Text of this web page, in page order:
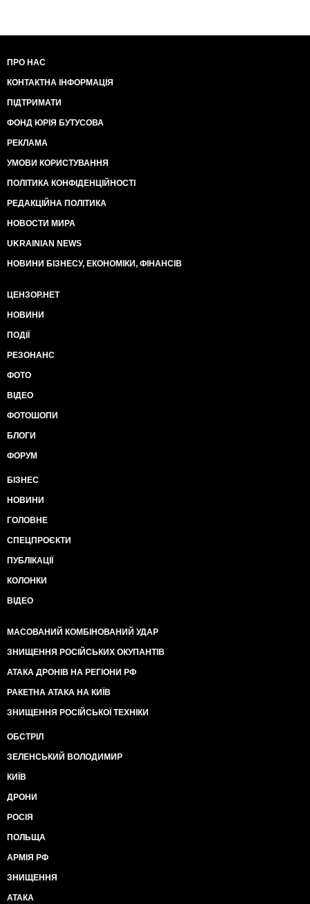
ПРО НАС
КОНТАКТНА ІНФОРМАЦІЯ
ПІДТРИМАТИ
ФОНД ЮРІЯ БУТУСОВА
РЕКЛАМА
УМОВИ КОРИСТУВАННЯ
ПОЛІТИКА КОНФІДЕНЦІЙНОСТІ
РЕДАКЦІЙНА ПОЛІТИКА
НОВОСТИ МИРА
UKRAINIAN NEWS
НОВИНИ БІЗНЕСУ, ЕКОНОМІКИ, ФІНАНСІВ
ЦЕНЗОР.НЕТ
НОВИНИ
ПОДІЇ
РЕЗОНАНС
ФОТО
ВІДЕО
ФОТОШОПИ
БЛОГИ
ФОРУМ
БІЗНЕС
НОВИНИ
ГОЛОВНЕ
СПЕЦПРОЄКТИ
ПУБЛІКАЦІЇ
КОЛОНКИ
ВІДЕО
МАСОВАНИЙ КОМБІНОВАНИЙ УДАР
ЗНИЩЕННЯ РОСІЙСЬКИХ ОКУПАНТІВ
АТАКА ДРОНІВ НА РЕГІОНИ РФ
РАКЕТНА АТАКА НА КИЇВ
ЗНИЩЕННЯ РОСІЙСЬКОЇ ТЕХНІКИ
ОБСТРІЛ
ЗЕЛЕНСЬКИЙ ВОЛОДИМИР
КИЇВ
ДРОНИ
РОСІЯ
ПОЛЬЩА
АРМІЯ РФ
ЗНИЩЕННЯ
АТАКА